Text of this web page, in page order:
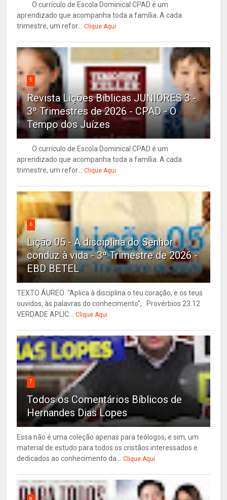
O currículo de Escola Dominical CPAD é um
aprendizado que acompanha toda a família. A cada
trimestre, um refor... Clique Aqui
5
Revista Lições Bíblicas JUNIORES 3 -
3º Trimestres de 2026 - CPAD - O
Tempo dos Juízes
O currículo de Escola Dominical CPAD é um
aprendizado que acompanha toda a família. A cada
trimestre, um refor... Clique Aqui
6
Lição 05 - A disciplina do Senhor
conduz à vida - 3º Trimestre de 2026 -
EBD BETEL
TEXTO ÁUREO "Aplica à disciplina o teu coração, e os teus
ouvidos, às palavras do conhecimento", Provérbios 23.12
VERDADE APLIC... Clique Aqui
7
Todos os Comentários Bíblicos de
Hernandes Dias Lopes
Essa não é uma coleção apenas para teólogos, e sim, um
material de estudo para todos os cristãos interessados e
dedicados ao conhecimento da... Clique Aqui